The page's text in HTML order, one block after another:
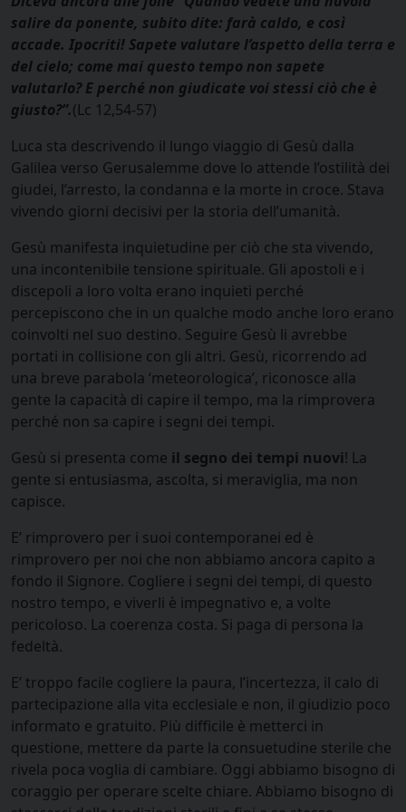
salire da ponente, subito dite: farà caldo, e così
accade. Ipocriti! Sapete valutare l’aspetto della terra e
del cielo; come mai questo tempo non sapete
valutarlo? E perché non giudicate voi stessi ciò che è
giusto?”.(Lc 12,54-57)
Luca sta descrivendo il lungo viaggio di Gesù dalla
Galilea verso Gerusalemme dove lo attende l’ostilità dei
giudei, l’arresto, la condanna e la morte in croce. Stava
vivendo giorni decisivi per la storia dell’umanità.
Gesù manifesta inquietudine per ciò che sta vivendo,
una incontenibile tensione spirituale. Gli apostoli e i
discepoli a loro volta erano inquieti perché
percepiscono che in un qualche modo anche loro erano
coinvolti nel suo destino. Seguire Gesù li avrebbe
portati in collisione con gli altri. Gesù, ricorrendo ad
una breve parabola ‘meteorologica’, riconosce alla
gente la capacità di capire il tempo, ma la rimprovera
perché non sa capire i segni dei tempi.
Gesù si presenta come il segno dei tempi nuovi! La
gente si entusiasma, ascolta, si meraviglia, ma non
capisce.
E’ rimprovero per i suoi contemporanei ed è
rimprovero per noi che non abbiamo ancora capito a
fondo il Signore. Cogliere i segni dei tempi, di questo
nostro tempo, e viverli è impegnativo e, a volte
pericoloso. La coerenza costa. Si paga di persona la
fedeltà.
E’ troppo facile cogliere la paura, l’incertezza, il calo di
partecipazione alla vita ecclesiale e non, il giudizio poco
informato e gratuito. Più difficile è metterci in
questione, mettere da parte la consuetudine sterile che
rivela poca voglia di cambiare. Oggi abbiamo bisogno di
coraggio per operare scelte chiare. Abbiamo bisogno di